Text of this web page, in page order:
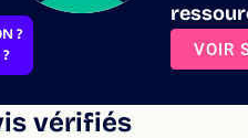
VOIR
vérifiés
?